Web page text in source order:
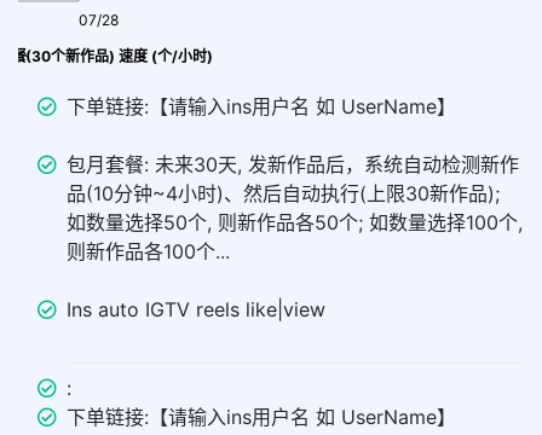
餐(30个新作品) 速度 (个/小时)
07/28
下单链接:【请输入ins用户名 如 UserName】
包月套餐: 未来30天, 发新作品后，系统自动检测新作
品(10分钟~4小时)、然后自动执行(上限30新作品);
如数量选择50个, 则新作品各50个; 如数量选择100个,
则新作品各100个...
Ins auto IGTV reels like|view
:
下单链接:【请输入ins用户名 如 UserName】